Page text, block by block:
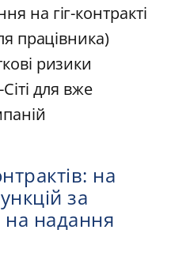
на гіг-контракті
працівника)
ризики
для вже
на
за
надання